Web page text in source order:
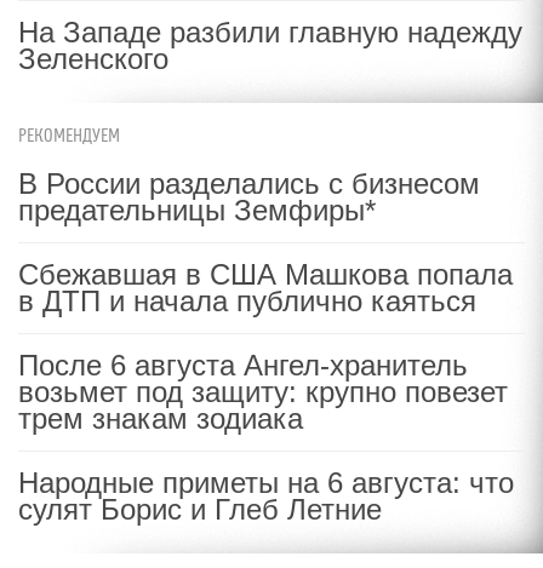
На Западе разбили главную надежду
Зеленского
РЕКОМЕНДУЕМ
В России разделались с бизнесом
предательницы Земфиры*
Сбежавшая в США Машкова попала
в ДТП и начала публично каяться
После 6 августа Ангел-хранитель
возьмет под защиту: крупно повезет
трем знакам зодиака
Народные приметы на 6 августа: что
сулят Борис и Глеб Летние